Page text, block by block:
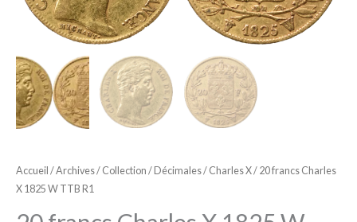
Accueil /Archives/ Collection /Décimales/ Charles X/ 20 francs Charles
X 1825 W TTB R1